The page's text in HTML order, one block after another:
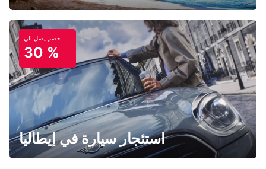
خصم يصل الي
30 %
استئجار سيارة في إيطاليا